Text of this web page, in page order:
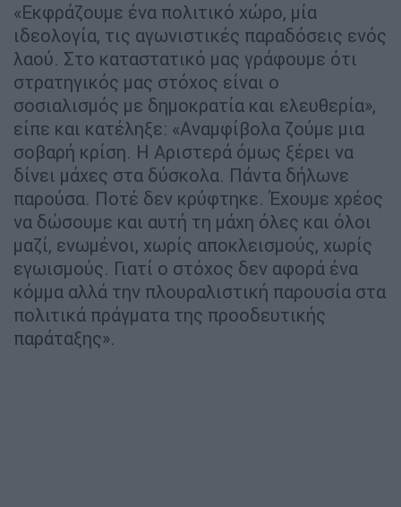
«Εκφράζουμε ένα πολιτικό χώρο, μία
ιδεολογία, τις αγωνιστικές παραδόσεις ενός
λαού. Στο καταστατικό μας γράφουμε ότι
στρατηγικός μας στόχος είναι ο
σοσιαλισμός με δημοκρατία και ελευθερία»,
είπε και κατέληξε: «Αναμφίβολα ζούμε μια
σοβαρή κρίση. Η Αριστερά όμως ξέρει να
δίνει μάχες στα δύσκολα. Πάντα δήλωνε
παρούσα. Ποτέ δεν κρύφτηκε. Έχουμε χρέος
να δώσουμε και αυτή τη μάχη όλες και όλοι
μαζί, ενωμένοι, χωρίς αποκλεισμούς, χωρίς
εγωισμούς. Γιατί ο στόχος δεν αφορά ένα
κόμμα αλλά την πλουραλιστική παρουσία στα
πολιτικά πράγματα της προοδευτικής
παράταξης».